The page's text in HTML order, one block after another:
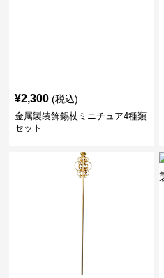
¥2,300 (税込)
金属製装飾錫杖ミニチュア4種類
セット